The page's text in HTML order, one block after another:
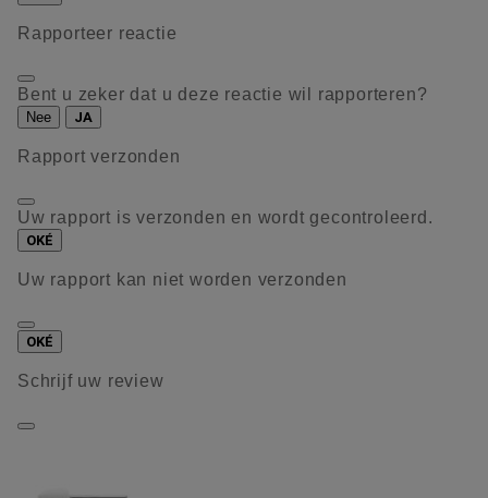
Rapporteer reactie
Bent u zeker dat u deze reactie wil rapporteren?
Nee JA
Rapport verzonden
Uw rapport is verzonden en wordt gecontroleerd.
OKÉ
Uw rapport kan niet worden verzonden
OKÉ
Schrijf uw review